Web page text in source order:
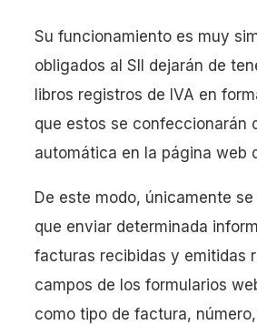
Su funcionamiento es muy
obligados al SII dejarán de
libros registros de IVA en
que estos se confeccionarán
automática en la página web
De este modo, únicamente
que enviar determinada
facturas recibidas y emitidas
campos de los formularios
como tipo de factura,